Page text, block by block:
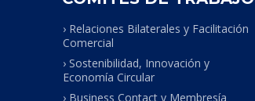
› Relaciones Bilaterales y Facilitación
Comercial
› Sostenibilidad, Innovación y
Economía Circular
› Business Contact y Membresía